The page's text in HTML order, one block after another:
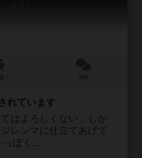
6.2
れています
はよろしくない」しか
レンマに仕立てあげて
ぽく...